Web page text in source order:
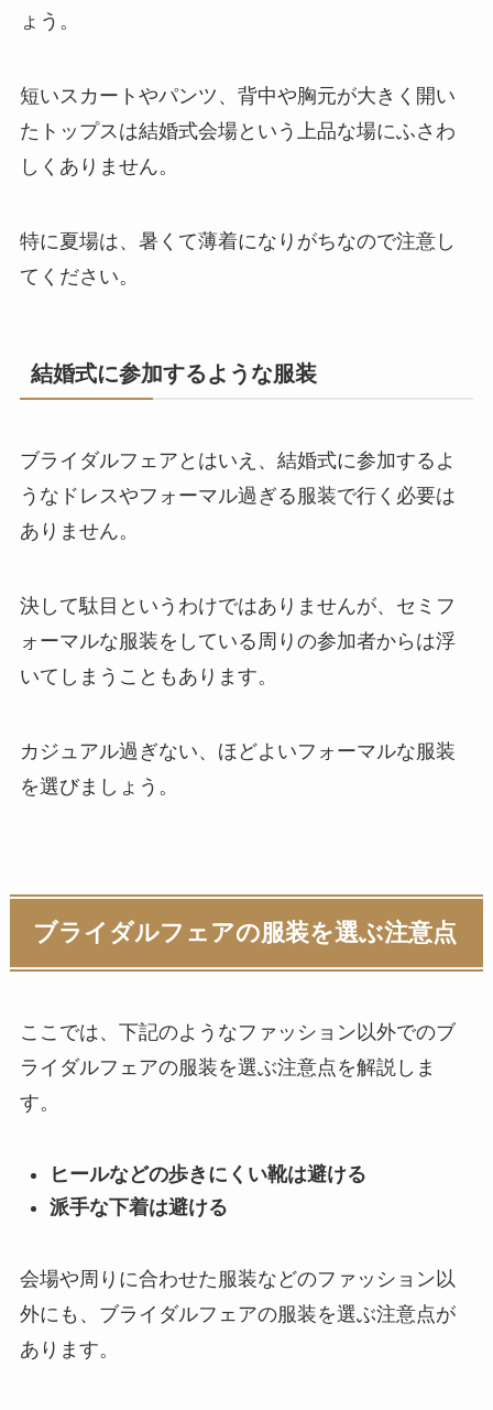
ょう。
短いスカートやパンツ、背中や胸元が大きく開い
たトップスは結婚式会場という上品な場にふさわ
しくありません。
特に夏場は、暑くて薄着になりがちなので注意し
てください。
結婚式に参加するような服装
ブライダルフェアとはいえ、結婚式に参加するよ
うなドレスやフォーマル過ぎる服装で行く必要は
ありません。
決して駄目というわけではありませんが、セミフ
ォーマルな服装をしている周りの参加者からは浮
いてしまうこともあります。
カジュアル過ぎない、ほどよいフォーマルな服装
を選びましょう。
ブライダルフェアの服装を選ぶ注意点
ここでは、下記のようなファッション以外でのブ
ライダルフェアの服装を選ぶ注意点を解説しま
す。
ヒールなどの歩きにくい靴は避ける
派手な下着は避ける
会場や周りに合わせた服装などのファッション以
外にも、ブライダルフェアの服装を選ぶ注意点が
あります。